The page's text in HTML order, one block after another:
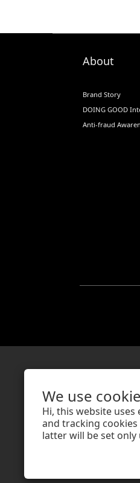
We use
Hi, this website
and tracking
latter will be set only
About
Brand Story
DOING GOOD
Anti-fraud